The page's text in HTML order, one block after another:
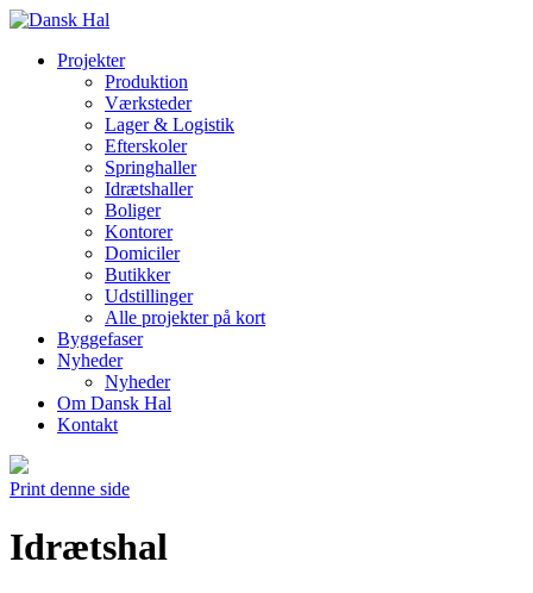
Projekter
Produktion
Værksteder
Lager & Logistik
Efterskoler
Springhaller
Idrætshaller
Boliger
Kontorer
Domiciler
Butikker
Udstillinger
Alle projekter på kort
Byggefaser
Nyheder
Nyheder
Om Dansk Hal
Kontakt
Print denne side
Idrætshal